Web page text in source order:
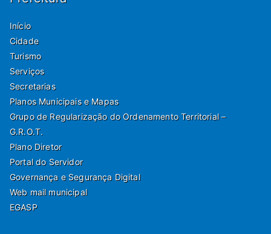
Início
Cidade
Turismo
Serviços
Secretarias
Planos Municipais e Mapas
Grupo de Regularização do Ordenamento Territorial –
G.R.O.T.
Plano Diretor
Portal do Servidor
Governança e Segurança Digital
Web mail municipal
EGASP